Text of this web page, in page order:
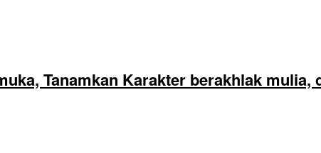
Tanamkan Karakter berakhlak